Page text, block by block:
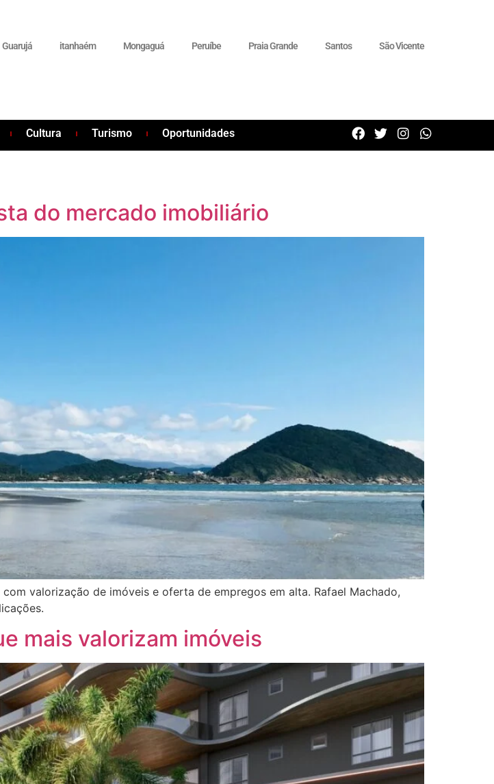
Guarujá itanhaém Mongaguá Peruíbe Praia Grande Santos São Vicente
Cultura Turismo Oportunidades
do mercado imobiliário
valorização de imóveis e oferta de empregos em alta. Rafael Machado,
mais valorizam imóveis